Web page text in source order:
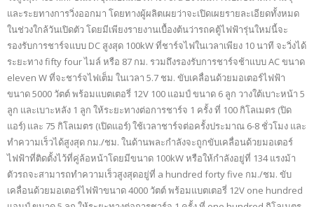
และระยทางการวิ่งออกมา โดยทางผู้ผลิตเผยว่าจะเปิดเผยรายละเอียดทั้งหมด
ในช่วงใกล้วันเปิดตัว โดยมีเพียงรายงานเบื้องต้นว่ารถคตู้ไฟฟ้ารุ่นใหม่นี้จะ
รองรับการชาร์จแบบ DC สูงสุด 100kW ที่ชาร์จไฟในเวลาเพียง 10 นาที จะวิ่งได้
ระยะทาง fifty four ไมล์ หรือ 87 กม. รวมถึงรองรับการชาร์จช้าแบบ AC ขนาด
eleven W ที่จะชาร์จไฟเต็ม ในเวลา 5.7 ชม. ขับเคลื่อนด้วยมอเตอร์ไฟฟ้า
ขนาด 5000 วัตต์ พร้อมแบตเตอรี่ 12V 100 แอมป์ ขนาด 6 ลูก วางใต้เบาะหน้า 5
ลูก และเบาะหลัง 1 ลูก ให้ระยะทางต่อการชาร์จ 1 ครั้ง ที่ 100 กิโลเมตร (ปิด
แอร์) และ 75 กิโลเมตร (เปิดแอร์) ใช้เวลาชาร์จต่อครั้งประมาณ 6-8 ชั่วโมง และ
ทำความเร็วได้สูงสุด กม./ชม. ในด้านพละกำลังจะถูกขับเคลื่อนด้วยมอเตอร์
ไฟฟ้าที่ติดตั้งไว้ที่คู่ล้อหน้าโดยมีขนาด 100kW หรือให้กำลังอยู่ที่ 134 แรงม้า
ตัวรถจะสามารถทำความเร็วสูงสุดอยู่ที่ a hundred forty five กม./ชม. ขับ
เคลื่อนด้วยมอเตอร์ไฟฟ้าขนาด 4000 วัตต์ พร้อมแบตเตอรี่ 12V one hundred